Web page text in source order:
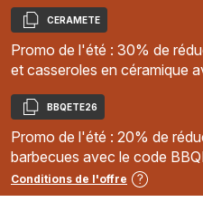
Copier
CERAMETE
Promo de l'été : 30% de
et casseroles en céramique
Copier
BBQETE26
Promo de l'été : 20% de
barbecues avec le code
Conditions de l'offre